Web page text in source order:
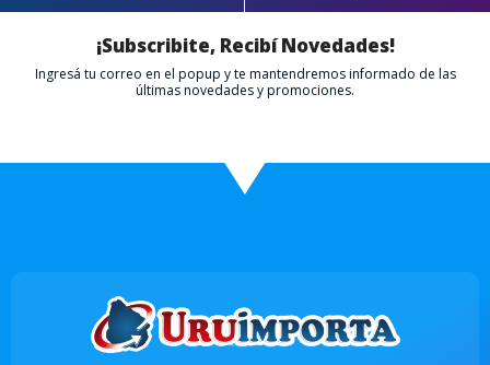
¡Subscribite, Recibí Novedades!
Ingresá tu correo en el popup y te mantendremos informado de las
últimas novedades y promociones.